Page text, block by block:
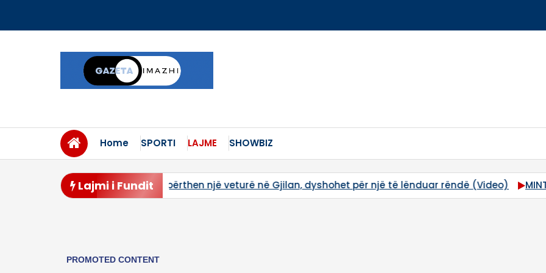
content
Home SPORTI LAJME SHOWBIZ
Lajmi i Fundit
në Gjilan, dyshohet për një të lënduar rëndë (Video) MINTI nis aksionin e kontrolleve për qumështin: